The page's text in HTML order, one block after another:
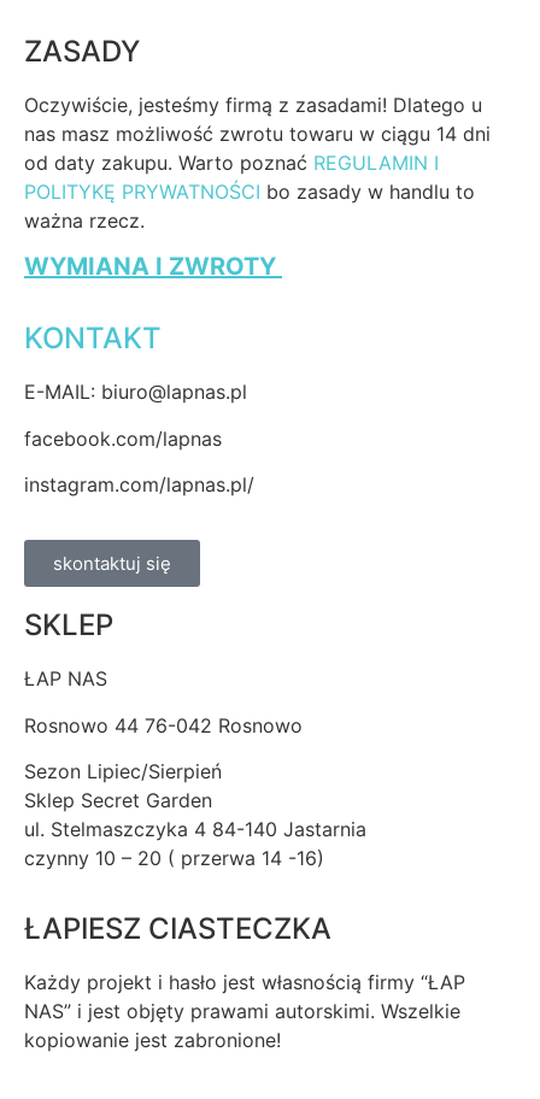
ZASADY
Oczywiście, jesteśmy firmą z zasadami! Dlatego u
nas masz możliwość zwrotu towaru w ciągu 14 dni
od daty zakupu. Warto poznać REGULAMIN I
POLITYKĘ PRYWATNOŚCI bo zasady w handlu to
ważna rzecz.
WYMIANA I ZWROTY
KONTAKT
E-MAIL: biuro@lapnas.pl
facebook.com/lapnas
instagram.com/lapnas.pl/
skontaktuj się
SKLEP
ŁAP NAS
Rosnowo 44 76-042 Rosnowo
Sezon Lipiec/Sierpień
Sklep Secret Garden
ul. Stelmaszczyka 4 84-140 Jastarnia
czynny 10 – 20 ( przerwa 14 -16)
ŁAPIESZ CIASTECZKA
Każdy projekt i hasło jest własnością firmy “ŁAP
NAS” i jest objęty prawami autorskimi. Wszelkie
kopiowanie jest zabronione!